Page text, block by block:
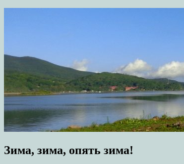
Зима, зима, опять зима!